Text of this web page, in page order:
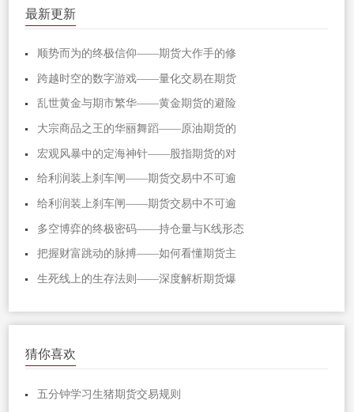
最新更新
顺势而为的终极信仰——期货大作手的修
跨越时空的数字游戏——量化交易在期货
乱世黄金与期市繁华——黄金期货的避险
大宗商品之王的华丽舞蹈——原油期货的
宏观风暴中的定海神针——股指期货的对
给利润装上刹车闸——期货交易中不可逾
给利润装上刹车闸——期货交易中不可逾
多空博弈的终极密码——持仓量与K线形态
把握财富跳动的脉搏——如何看懂期货主
生死线上的生存法则——深度解析期货爆
猜你喜欢
五分钟学习生猪期货交易规则